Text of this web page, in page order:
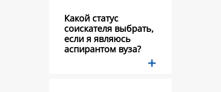
Какой статус
соискателя выбрать,
если я являюсь
аспирантом вуза?